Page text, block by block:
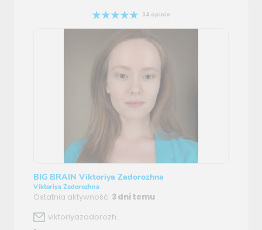
34 opinie
BIG BRAIN Viktoriya Zadorozhna
Viktoriya Zadorozhna
Ostatnia aktywność: 3 dni temu
viktoriyazadorozh...